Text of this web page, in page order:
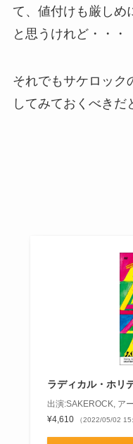
て、値付けも厳しめ
と思うけれど・・・
それでもサケロック
してみておくべきだ
ラディカル・ホリ
出演:SAKEROCK, ア
¥4,610
（2022/05/02